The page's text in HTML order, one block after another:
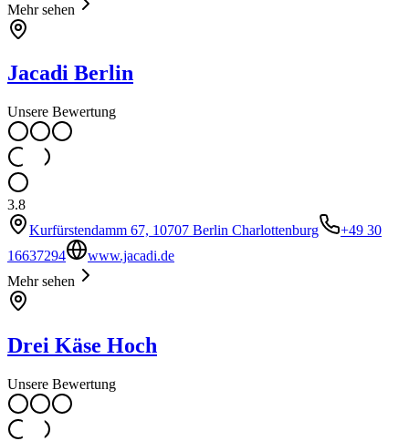
Mehr sehen
Jacadi Berlin
Unsere Bewertung
3.8
Kurfürstendamm 67, 10707 Berlin Charlottenburg
+49 30
16637294
www.jacadi.de
Mehr sehen
Drei Käse Hoch
Unsere Bewertung